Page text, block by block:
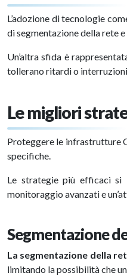
L’adozione di tecnologie
di segmentazione della rete
Un’altra sfida è
tollerano ritardi o
Le migliori
Proteggere le infrastrutture
specifiche.
Le strategie più efficaci si
monitoraggio avanzati e
Segmentazione
La segmentazione della
limitando la possibilità che